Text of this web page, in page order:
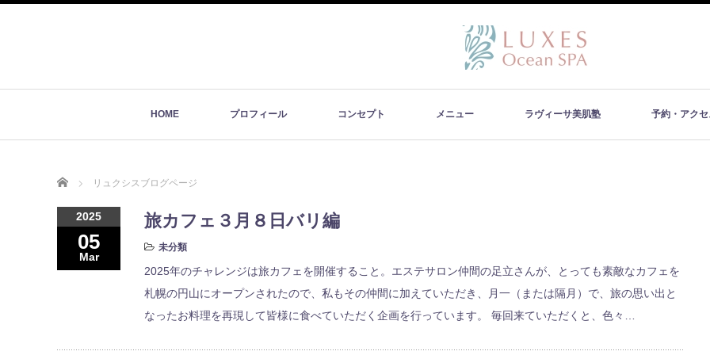
HOME プロフィール コンセプト メニュー ラヴィーサ美肌塾 予約・アクセ
Home リュクシスブログページ
2025
05
Mar
旅カフェ３月８日バリ編
未分類
2025年のチャレンジは旅カフェを開催すること。エステサロン仲間の足立さんが、とっても素敵なカフェを
札幌の円山にオープンされたので、私もその仲間に加えていただき、月一（または隔月）で、旅の思い出と
なったお料理を再現して皆様に食べていただく企画を行っています。 毎回来ていただくと、色々…